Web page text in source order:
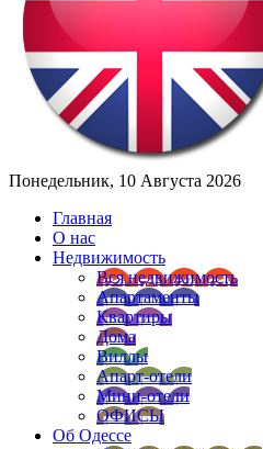
Понедельник, 10 Августа 2026
Главная
О нас
Недвижимость
Вся недвижимость
Апартаменты
Квартиры
Дома
Виллы
Апарт-отели
Мини-отели
ОФИСЫ
Об Одессе